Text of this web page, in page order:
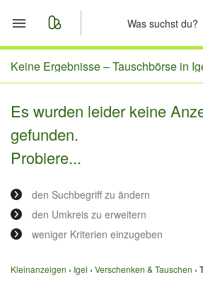
Start
Nachrichten
Anzeige aufgeben
Keine Ergebnisse –Tauschbörse in
Es wurden leider keine
gefunden.
Probiere...
den Suchbegriff zu ändern
den Umkreis zu erweitern
weniger Kriterien einzugeben
Kleinanzeigen Igel Verschenken & Tauschen